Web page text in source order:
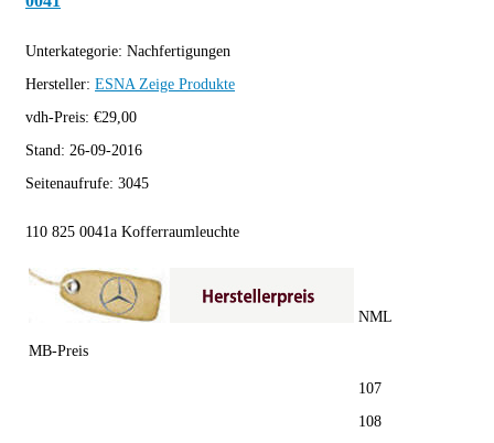
Unterkategorie: Nachfertigungen
Hersteller: ESNA Zeige Produkte
vdh-Preis: €29,00
Stand: 26-09-2016
Seitenaufrufe: 3045
110 825 0041a Kofferraumleuchte
MB-Preis
NML
107
108